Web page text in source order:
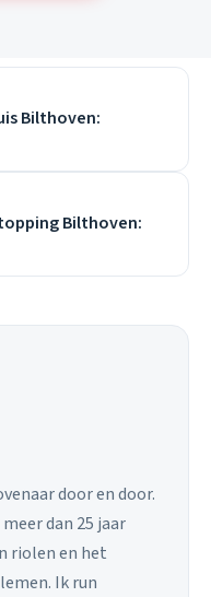
Bilthoven:
Bilthoven:
door en door.
dan 25 jaar
riolen en het
Ik run